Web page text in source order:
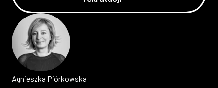
Agnieszka Piórkowska